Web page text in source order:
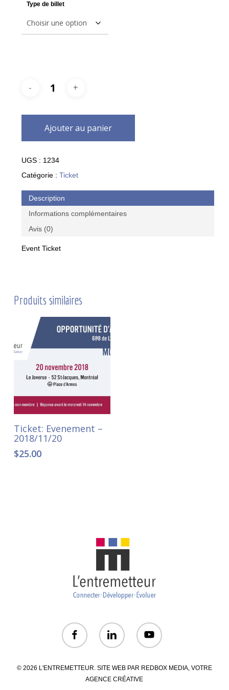
Type de billet
Ajouter au panier
UGS : 1234
Catégorie : Ticket
Description
Informations complémentaires
Avis (0)
Event Ticket
Produits similaires
Ajouter au panier
Ticket: Evenement –
2018/11/20
$25.00
© 2026 L'ENTREMETTEUR. SITE WEB PAR REDBOX MEDIA, VOTRE
AGENCE CRÉATIVE